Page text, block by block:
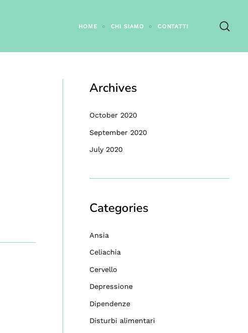
HOME CHI SIAMO CONTATTI
Archives
October 2020
September 2020
July 2020
Categories
Ansia
Celiachia
Cervello
Depressione
Dipendenze
Disturbi alimentari